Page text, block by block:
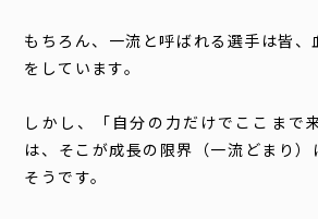
もちろん、一流と呼ばれる選手は皆、
をしています。
しかし、「自分の力だけでここまで
は、そこが成長の限界（一流どまり）
そうです。